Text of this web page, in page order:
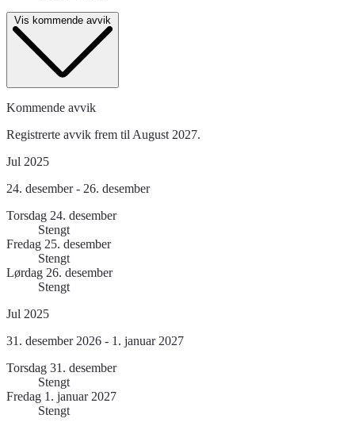
Vis kommende avvik
Kommende avvik
Registrerte avvik frem til August 2027.
Jul 2025
24. desember - 26. desember
Torsdag 24. desember
Stengt
Fredag 25. desember
Stengt
Lørdag 26. desember
Stengt
Jul 2025
31. desember 2026 - 1. januar 2027
Torsdag 31. desember
Stengt
Fredag 1. januar 2027
Stengt